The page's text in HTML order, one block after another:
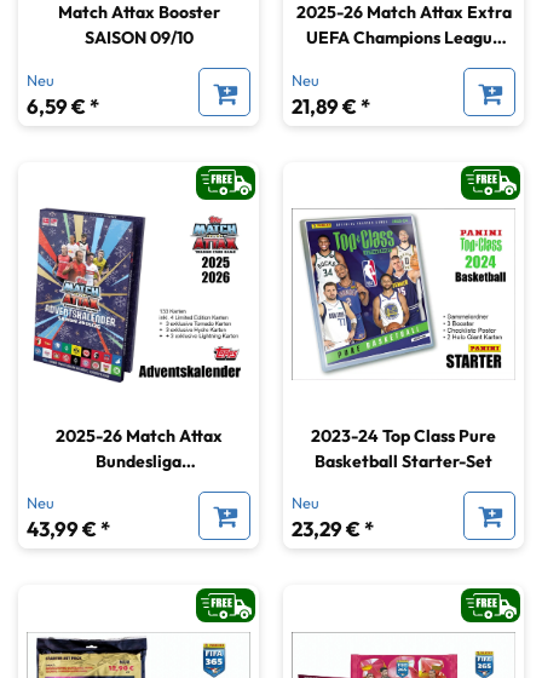
Match Attax Booster
SAISON 09/10
Neu
6,59 € *
2025-26 Match Attax Extra
UEFA Champions League
Neu
21,89 € *
2025-26 Match Attax
Bundesliga
Adventskalender DE
Neu
43,99 € *
2023-24 Top Class Pure
Basketball Starter-Set
Neu
23,29 € *